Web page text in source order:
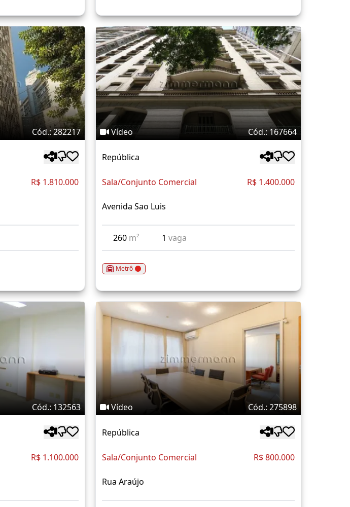
Cód.: 282217
R$ 1.810.000
Vídeo Cód.: 167664
República
Sala/Conjunto Comercial R$ 1.400.000
Avenida Sao Luis
260 m² 1 vaga
Metrô
Cód.: 132563
R$ 1.100.000
Vídeo Cód.: 275898
República
Sala/Conjunto Comercial R$ 800.000
Rua Araújo